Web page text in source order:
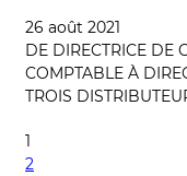
26 août 2021
DE DIRECTRICE DE
COMPTABLE À
TROIS
1
2